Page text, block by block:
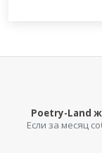
Poetry-Land
Если за месяц